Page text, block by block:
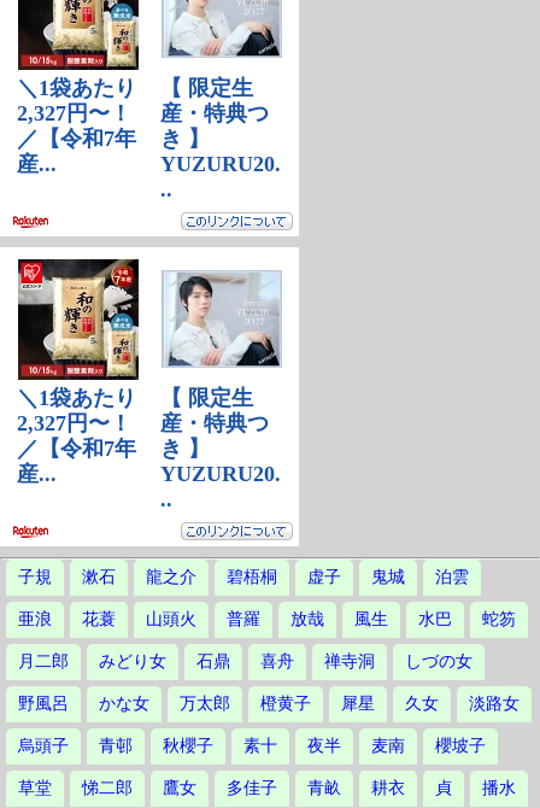
子規 漱石 龍之介 碧梧桐 虚子 鬼城 泊雲
亜浪 花蓑 山頭火 普羅 放哉 風生 水巴 蛇笏
月二郎 みどり女 石鼎 喜舟 禅寺洞 しづの女
野風呂 かな女 万太郎 橙黄子 犀星 久女 淡路女
烏頭子 青邨 秋櫻子 素十 夜半 麦南 櫻坡子
草堂 悌二郎 鷹女 多佳子 青畝 耕衣 貞 播水